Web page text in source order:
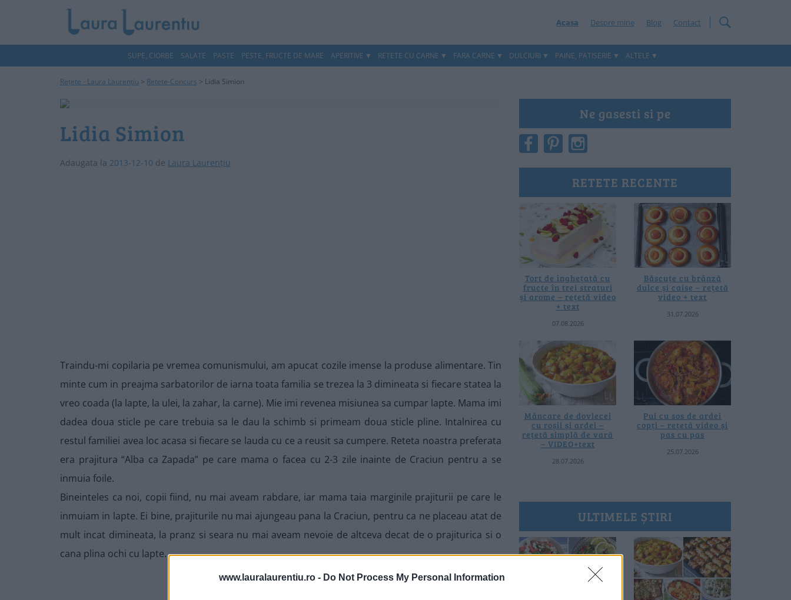
www.lauralaurentiu.ro - Do Not Process My Personal Information
Acasa Despre mine Blog Contact
SUPE, CIORBE SALATE PASTE PESTE, FRUCTE DE MARE APERITIVE RETETE CU CARNE FARA CARNE DULCIURI PAINE, PATISERIE ALTELE
Rețete - Laura Laurențiu > Retete-Concurs > Lidia Simion
Lidia Simion
Adaugata la 2013-12-10 de Laura Laurențiu
Traindu-mi copilaria pe vremea comunismului, am apucat cozile imense la produse alimentare. Tin
minte cum in preajma sarbatorilor de iarna toata familia se trezea la 3 dimineata si fiecare statea la
vreo coada (la lapte, la ulei, la zahar, la carne). Mie imi revenea misiunea sa cumpar lapte. Mama imi
dadea doua sticle pe care trebuia sa le dau la schimb si primeam doua sticle pline. Intalnirea cu
restul familiei avea loc acasa si fiecare se lauda cu ce a reusit sa cumpere. Reteta noastra preferata
era prajitura “Alba ca Zapada” pe care mama o facea cu 2-3 zile inainte de Craciun pentru a se
inmuia foile.
Bineinteles ca noi, copii fiind, nu mai aveam rabdare, iar mama taia marginile prajiturii pe care le
inmuiam in lapte. Ei bine, prajiturile nu mai ajungeau pana la Craciun, pentru ca ne placeau atat de
mult incat dimineata, la pranz si seara nu mai aveam nevoie de altceva decat de o prajiturica si o
cana plina ochi cu lapte.
Ne gasesti si pe
RETETE RECENTE
Tort de înghețată cu
fructe în trei straturi
și arome – rețetă video
+ text
07.08.2026
Băscuțe cu brânză
dulce și caise – rețetă
video + text
31.07.2026
Mâncare de dovlecei
cu roșii și ardei –
rețetă simplă de vară
– VIDEO+text
28.07.2026
Pui cu sos de ardei
copți – rețetă video și
pas cu pas
25.07.2026
ULTIMELE ȘTIRI